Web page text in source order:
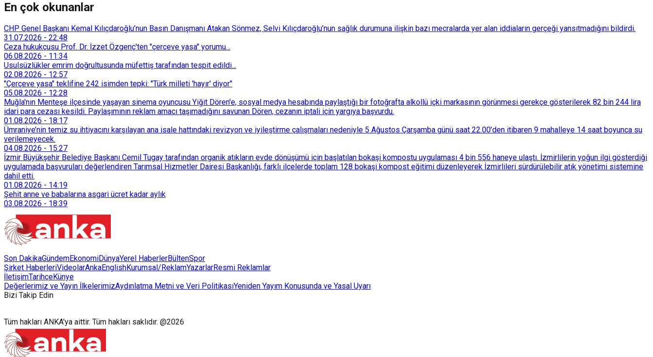
En çok okunanlar
CHP Genel Başkanı Kemal Kılıçdaroğlu’nun Basın Danışmanı Atakan Sönmez, Selvi Kılıçdaroğlu’nun sağlık durumuna ilişkin bazı mecralarda yer alan iddiaların gerçeği yansıtmadığını bildirdi.
31.07.2026 - 22:48
Ceza hukukçusu Prof. Dr. İzzet Özgenç'ten "çerçeve yasa" yorumu...
06.08.2026 - 11:34
Usulsüzlükler emrim doğrultusunda müfettiş tarafından tespit edildi...
02.08.2026 - 12:57
"Çerçeve yasa" teklifine 242 isimden tepki: "Türk milleti 'hayır' diyor"
05.08.2026 - 12:28
Muğla'nın Menteşe ilçesinde yaşayan sinema oyuncusu Yiğit Dören'e, sosyal medya hesabında paylaştığı bir fotoğrafta alkollü içki markasının görünmesi gerekçe gösterilerek 82 bin 244 lira
idari para cezası kesildi. Paylaşımının reklam amacı taşımadığını savunan Dören, cezanın iptali için yargıya başvurdu.
01.08.2026 - 18:17
Ümraniye’nin temiz su ihtiyacını karşılayan ana isale hattındaki revizyon ve iyileştirme çalışmaları nedeniyle 5 Ağustos Çarşamba günü saat 22.00’den itibaren 9 mahalleye 14 saat boyunca su
verilemeyecek.
04.08.2026 - 15:27
İzmir Büyükşehir Belediye Başkanı Cemil Tugay tarafından organik atıkların evde dönüşümü için başlatılan bokaşi kompostu uygulaması 4 bin 556 haneye ulaştı. İzmirlilerin yoğun ilgi gösterdiği
uygulamada başvuruları değerlendiren Tarımsal Hizmetler Dairesi Başkanlığı, farklı ilçelerde toplam 128 bokaşi kompost eğitimi düzenleyerek İzmirlileri sürdürülebilir atık yönetimi sistemine
dahil etti.
01.08.2026 - 14:19
Şehit anne ve babalarına asgari ücret kadar aylık
03.08.2026 - 18:39
Son DakikaGündemEkonomiDünyaYerel HaberlerBültenSpor
Şirket HaberleriVideolarAnkaEnglishKurumsal/ReklamYazarlarResmi Reklamlar
İletişimTarihçeKünye
Değerlerimiz ve Yayın İlkelerimizAydınlatma Metni ve Veri PolitikasıYeniden Yayım Konusunda ve Yasal Uyarı
Bizi Takip Edin
Tüm hakları ANKA'ya aittir. Tüm hakları saklıdır. @2026